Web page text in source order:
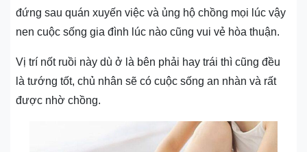
đứng sau quán xuyến việc và ủng hộ chồng mọi lúc vậy
nen cuộc sống gia đình lúc nào cũng vui vẻ hòa thuận.
Vị trí nốt ruồi này dù ở là bên phải hay trái thì cũng đều
là tướng tốt, chủ nhân sẽ có cuộc sống an nhàn và rất
được nhờ chồng.